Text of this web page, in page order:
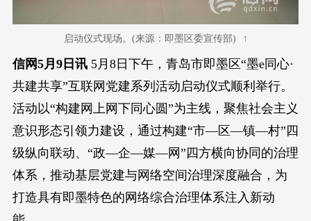
启动仪式现场。(来源：即墨区委宣传部)
信网5月9日讯5月8日下午，青岛市即墨区“墨e同心·
共建共享”互联网党建系列活动启动仪式顺利举行。
活动以“构建网上网下同心圆”为主线，聚焦社会主义
意识形态引领力建设，通过构建“市—区—镇—村”四
级纵向联动、“政—企—媒—网”四方横向协同的治理
体系，推动基层党建与网络空间治理深度融合，为
打造具有即墨特色的网络综合治理体系注入新动